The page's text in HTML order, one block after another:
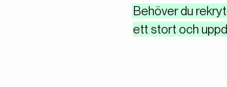
Behöver du
ett stort och